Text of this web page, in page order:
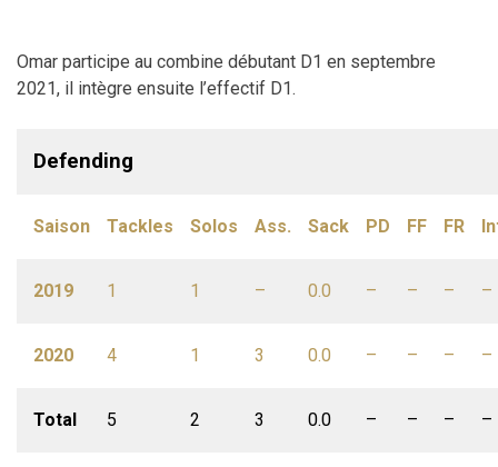
Omar participe au combine débutant D1 en septembre
2021, il intègre ensuite l’effectif D1.
Defending
Saison Tackles Solos Ass. Sack PD FF FR
2019 1 1 – 0.0 – – – –
2020 4 1 3 0.0 – – – –
Total 5 2 3 0.0 – – – –